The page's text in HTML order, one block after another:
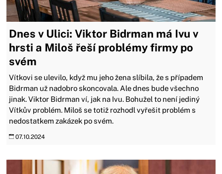
Dnes v Ulici: Viktor Bidrman má Ivu v
hrsti a Miloš řeší problémy firmy po
svém
Vítkovi se ulevilo, když mu jeho žena slíbila, že s případem
Bidrman už nadobro skoncovala. Ale dnes bude všechno
jinak. Viktor Bidrman ví, jak na Ivu. Bohužel to není jediný
Vítkův problém. Miloš se totiž rozhodl vyřešit problém s
nedostatkem zakázek po svém.
07.10.2024